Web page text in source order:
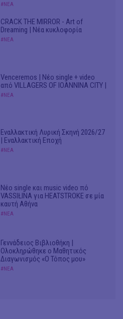
#ΝΕΑ
CRACK THE MIRROR - Art of
Dreaming | Νέα κυκλοφορία
#ΝΕΑ
Venceremos | Νέο single + video
από VILLAGERS OF IOANNINA CITY |
#ΝΕΑ
Εναλλακτική Λυρική Σκηνή 2026/27
| Εναλλακτική Εποχή
#ΝΕΑ
Νέο single και music video πό
VASSIŁINA για HEATSTROKE σε μία
καυτή Αθήνα
#ΝΕΑ
Γεννάδειος Βιβλιοθήκη |
Ολοκληρώθηκε ο Μαθητικός
Διαγωνισμός «Ο Τόπος μου»
#ΝΕΑ